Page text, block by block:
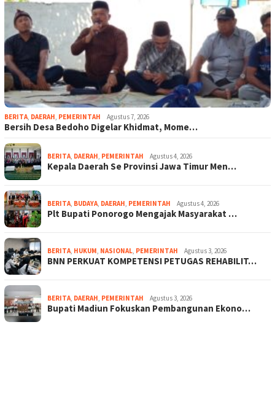
BERITA, DAERAH, PEMERINTAH Agustus 7, 2026
Bersih Desa Bedoho Digelar Khidmat, Mome…
BERITA, DAERAH, PEMERINTAH Agustus 4, 2026
Kepala Daerah Se Provinsi Jawa Timur Men…
BERITA, BUDAYA, DAERAH, PEMERINTAH Agustus 4, 2026
Plt Bupati Ponorogo Mengajak Masyarakat …
BERITA, HUKUM, NASIONAL, PEMERINTAH Agustus 3, 2026
BNN PERKUAT KOMPETENSI PETUGAS REHABILIT…
BERITA, DAERAH, PEMERINTAH Agustus 3, 2026
Bupati Madiun Fokuskan Pembangunan Ekono…